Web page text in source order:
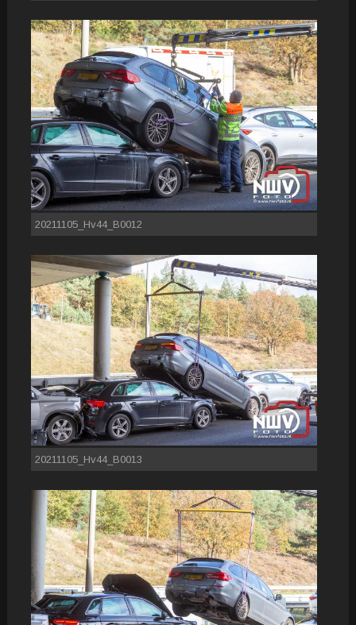
20211105_Hv44_B0012
20211105_Hv44_B0013